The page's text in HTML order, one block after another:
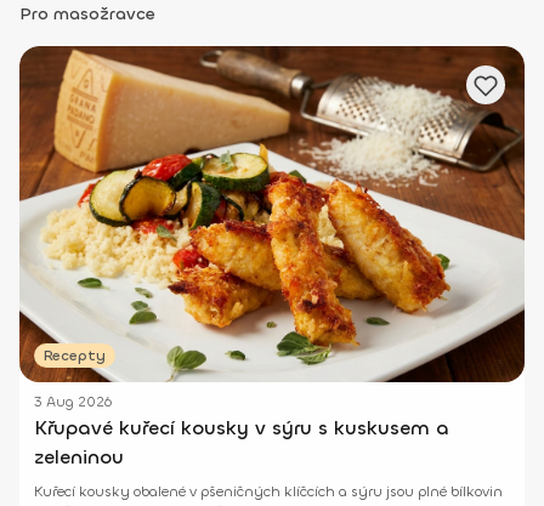
Pro masožravce
Recepty
3 Aug 2026
Křupavé kuřecí kousky v sýru s kuskusem a
zeleninou
Kuřecí kousky obalené v pšeničných klíčcích a sýru jsou plné bílkovin